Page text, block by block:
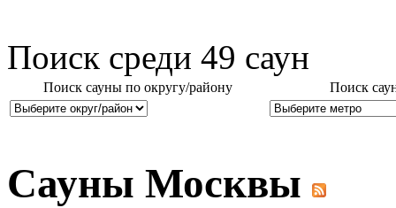
Поиск среди 49 саун
Поиск сауны по округу/району Поиск
Сауны Москвы